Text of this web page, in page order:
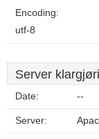
Encoding:
utf-8
Server
Date: --
Server: